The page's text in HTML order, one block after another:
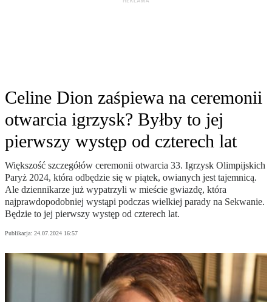
Celine Dion zaśpiewa na ceremonii
otwarcia igrzysk? Byłby to jej
pierwszy występ od czterech lat
Większość szczegółów ceremonii otwarcia 33. Igrzysk Olimpijskich
Paryż 2024, która odbędzie się w piątek, owianych jest tajemnicą.
Ale dziennikarze już wypatrzyli w mieście gwiazdę, która
najprawdopodobniej wystąpi podczas wielkiej parady na Sekwanie.
Będzie to jej pierwszy występ od czterech lat.
Publikacja: 24.07.2024 16:57